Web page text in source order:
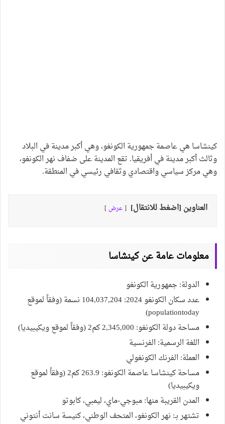
كينشاسا هي عاصمة جمهورية الكونغو، وهي أكبر مدينة في البلاد
وثالث أكبر مدينة في أفريقيا. تقع المدينة على ضفاف نهر الكونغو،
وهي مركز سياسي واقتصادي وثقافي رئيسي في المنطقة.
العناوين [اضغط للانتقال] عرض
معلومات عامة عن كينشاسا
الدولة: جمهورية الكونغو
عدد سكان الكونغو 2024: 104,037,204 نسمة (وفقاً لموقع
populationtoday)
مساحة دولة الكونغو: 2,345,000 كم2 (وفقاً لموقع ويكيبيديا)
اللغة الرسمية: الفرنسية
العملة: الفرنك الكونغولي
مساحة كينشاسا عاصمة الكونغو: 263.9 كم2 (وفقاً لموقع
ويكيبيديا)
المدن القريبة منها: مبوجي-ماي، ليمبي، كابوتو
تشتهر بـ: نهر الكونغو، المتحف الوطني، كنيسة سانت أنتوني